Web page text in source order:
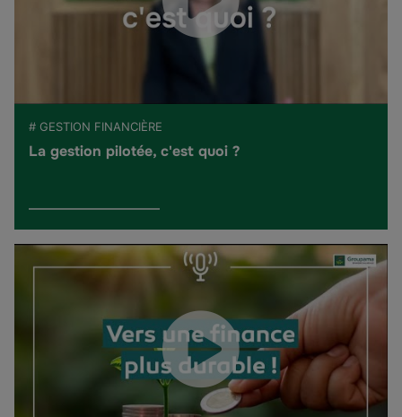
# GESTION FINANCIÈRE
La gestion pilotée, c'est quoi ?